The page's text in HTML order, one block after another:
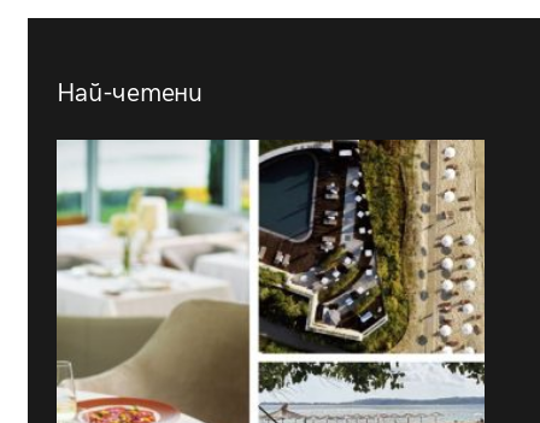
Най-четени